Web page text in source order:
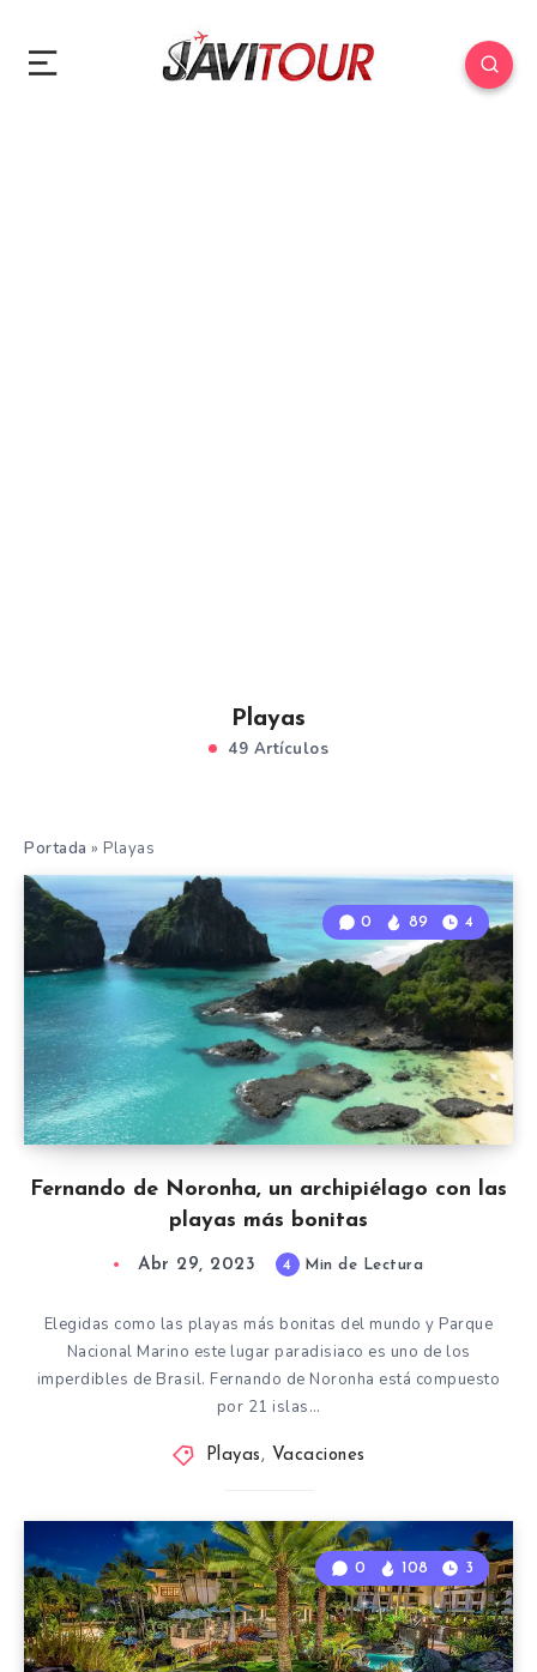
Playas
49 Artículos
Portada » Playas
Fernando de Noronha, un archipiélago con las
playas más bonitas
0 89 4
Abr 29, 2023 4 Min de Lectura
Elegidas como las playas más bonitas del mundo y Parque
Nacional Marino este lugar paradisiaco es uno de los
imperdibles de Brasil. Fernando de Noronha está compuesto
por 21 islas…
Playas, Vacaciones
0 108 3